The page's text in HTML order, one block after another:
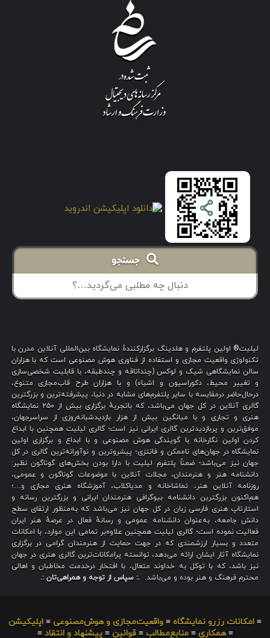
جستجو
لیلیت® اولین پلتفرم و هلدینگ برگزارکنندهٔ نمایشگاه بین‌المللی آنلاین مدرن با
تکنولوژی واقعیت مجازی و استفاده از فناوری هوش مصنوعی است که با هزاران
سالن نمایشگاهی شیک و لوکس (چنداتاقه و چندطبقه، با قابلیت شخصی‌سازی
و تغییر محیط، دکوراسیون و اشیاء) و با هزاران طرح قاب‌مجازی متنوع،
درحال‌حاضر درمقایسه با سایر پلتفرم‌های مشابه در دنیا، پیشرفته‌ترین و بزرگترین
گالری آنلاین در کل جهان می‌باشد، که باتجربهٔ برگزاری بیش از ۲۵۰ نمایشگاه
هنری و تجاری و با میانگین بیش از هزار بازدیدشبانه‌روزی از سراسرجهان،
موفق‌ترین و پربازدیدترین گالری ایرانی نیز است؛ گالری لیلیت همچنین با ابداع
کردن اولین نگارخانه با گویندگی هوش مصنوعی و با ابداع و برگزاری اولین
نمایشگاه در جهان‌های ناممکن و فانتزی؛ پیشروترین و نوآورانه‌ترین گالری در کل
جهان نیز می‌باشد؛ ضمناً پلتفرم لیلیت با دارا بودن بخش‌های گوناگون نظیر:
دانشنامه هنر و هنرمندان، مجلات آنلاین با موضوعات گوناگون و عمومی،
روزنامه آنلاین هنر، تماشاخانه و مدیاکلاب، آموزشگاه هنری مجازی و…؛
هم‌اکنون بزرگترین دانشنامه بیوگرافی هنرمندان ایرانی و بزرگترین رسانه و
استارتاپ هنری فارسی زبان در کل جهان نیز می‌باشد که به‌منظور ارتقای سطح
دانش جامعه، به‌عنوان دانشنامه عمومی و رسانهٔ فعال در عرصهٔ هنر ایران
فعالیت نموده است؛ گالری لیلیت همچنین علاوه‌بر تمامی این موارد، با امکانات
متعدد و بسیار ارزشمندی که در جهت حمایت از هنرمندان گرامی در برگزاری
نمایشگاه آثار ایشان ارائه می‌دهد، توانسته پرامکانات‌ترین گالری هنری در جهان
نیز باشد، که با توکل به خداوند متعال، با افتخار درخدمت مخاطبان و اهالی
محترم فرهنگ و هنر بوده و می‌باشد. .: سپاس از توجه و همراهی‌تان :.
≡امکانات رزرو نمایشگاه≡واقعیت‌مجازی و هوش‌مصنوعی≡اپلیکیشن
≡همکاری≡منابع‌مطالب≡قوانین≡پیشنهاد و انتقاد≡